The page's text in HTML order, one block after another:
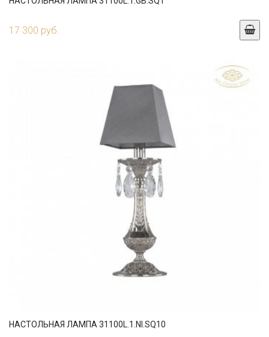
17 300 руб.
НАСТОЛЬНАЯ ЛАМПА 31100L.1.NI.SQ10